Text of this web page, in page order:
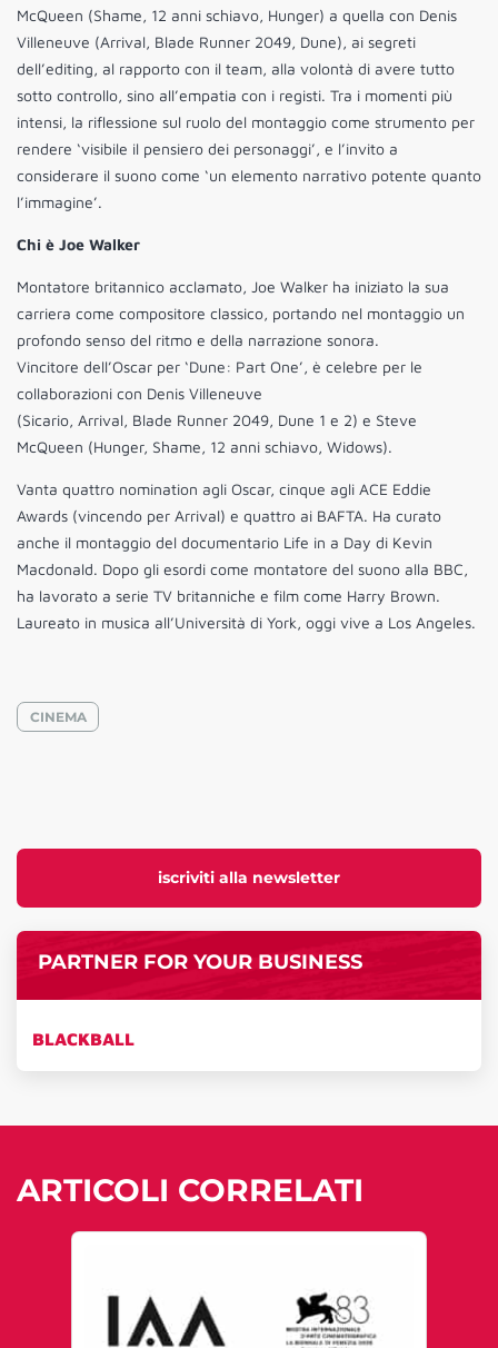
iscriviti alla newsletter
PARTNER FOR YOUR BUSINESS
BLACKBALL
McQueen (Shame, 12 anni schiavo, Hunger) a quella con Denis
Villeneuve (Arrival, Blade Runner 2049, Dune), ai segreti
dell’editing, al rapporto con il team, alla volontà di avere tutto
sotto controllo, sino all’empatia con i registi. Tra i momenti più
intensi, la riflessione sul ruolo del montaggio come strumento per
rendere ‘visibile il pensiero dei personaggi’, e l’invito a
considerare il suono come ‘un elemento narrativo potente quanto
l’immagine’.
Chi è Joe Walker
Montatore britannico acclamato, Joe Walker ha iniziato la sua
carriera come compositore classico, portando nel montaggio un
profondo senso del ritmo e della narrazione sonora.
Vincitore dell’Oscar per ‘Dune: Part One’, è celebre per le
collaborazioni con Denis Villeneuve
(Sicario, Arrival, Blade Runner 2049, Dune 1 e 2) e Steve
McQueen (Hunger, Shame, 12 anni schiavo, Widows).
Vanta quattro nomination agli Oscar, cinque agli ACE Eddie
Awards (vincendo per Arrival) e quattro ai BAFTA. Ha curato
anche il montaggio del documentario Life in a Day di Kevin
Macdonald. Dopo gli esordi come montatore del suono alla BBC,
ha lavorato a serie TV britanniche e film come Harry Brown.
Laureato in musica all’Università di York, oggi vive a Los Angeles.
CINEMA
ARTICOLI CORRELATI